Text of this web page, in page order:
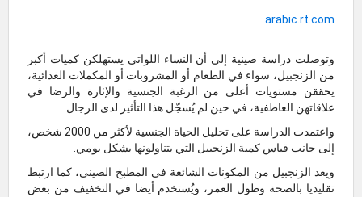
arabic.rt.com
وتوصلت دراسة صينية إلى أن النساء اللواتي يستهلكن كميات أكبر
من الزنجبيل، سواء في الطعام أو المشروبات أو المكملات الغذائية،
يحققن مستويات أعلى من الرغبة الجنسية والإثارة والرضا في
علاقاتهن العاطفية، في حين لم يُسجّل هذا التأثير لدى الرجال.
واعتمدت الدراسة على تحليل الحياة الجنسية لأكثر من 2000 شخص،
إلى جانب قياس كمية الزنجبيل التي يتناولونها بشكل يومي.
ويعد الزنجبيل من المكونات الشائعة في المطبخ الصيني، كما ارتبط
تقليديا بالصحة وطول العمر، ويُستخدم أيضا في التخفيف من بعض